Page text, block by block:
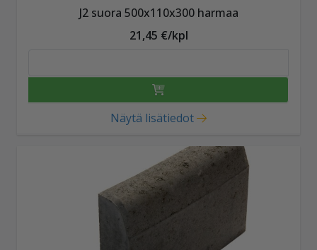
J2 suora 500x110x300 harmaa
21,45 €/kpl
Näytä lisätiedot